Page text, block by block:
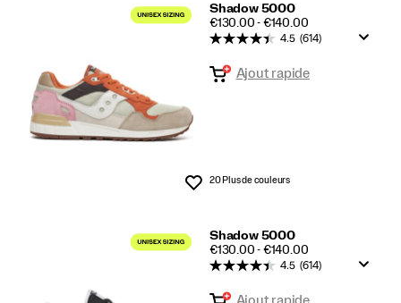
Shadow 5000
PRICE
€130.00 - €140.00
Liste de souhaits
4.5 (614)
Ajout rapide
20 Plus de couleurs
Shadow 5000
PRICE
€130.00 - €140.00
4.5 (614)
Ajout rapide